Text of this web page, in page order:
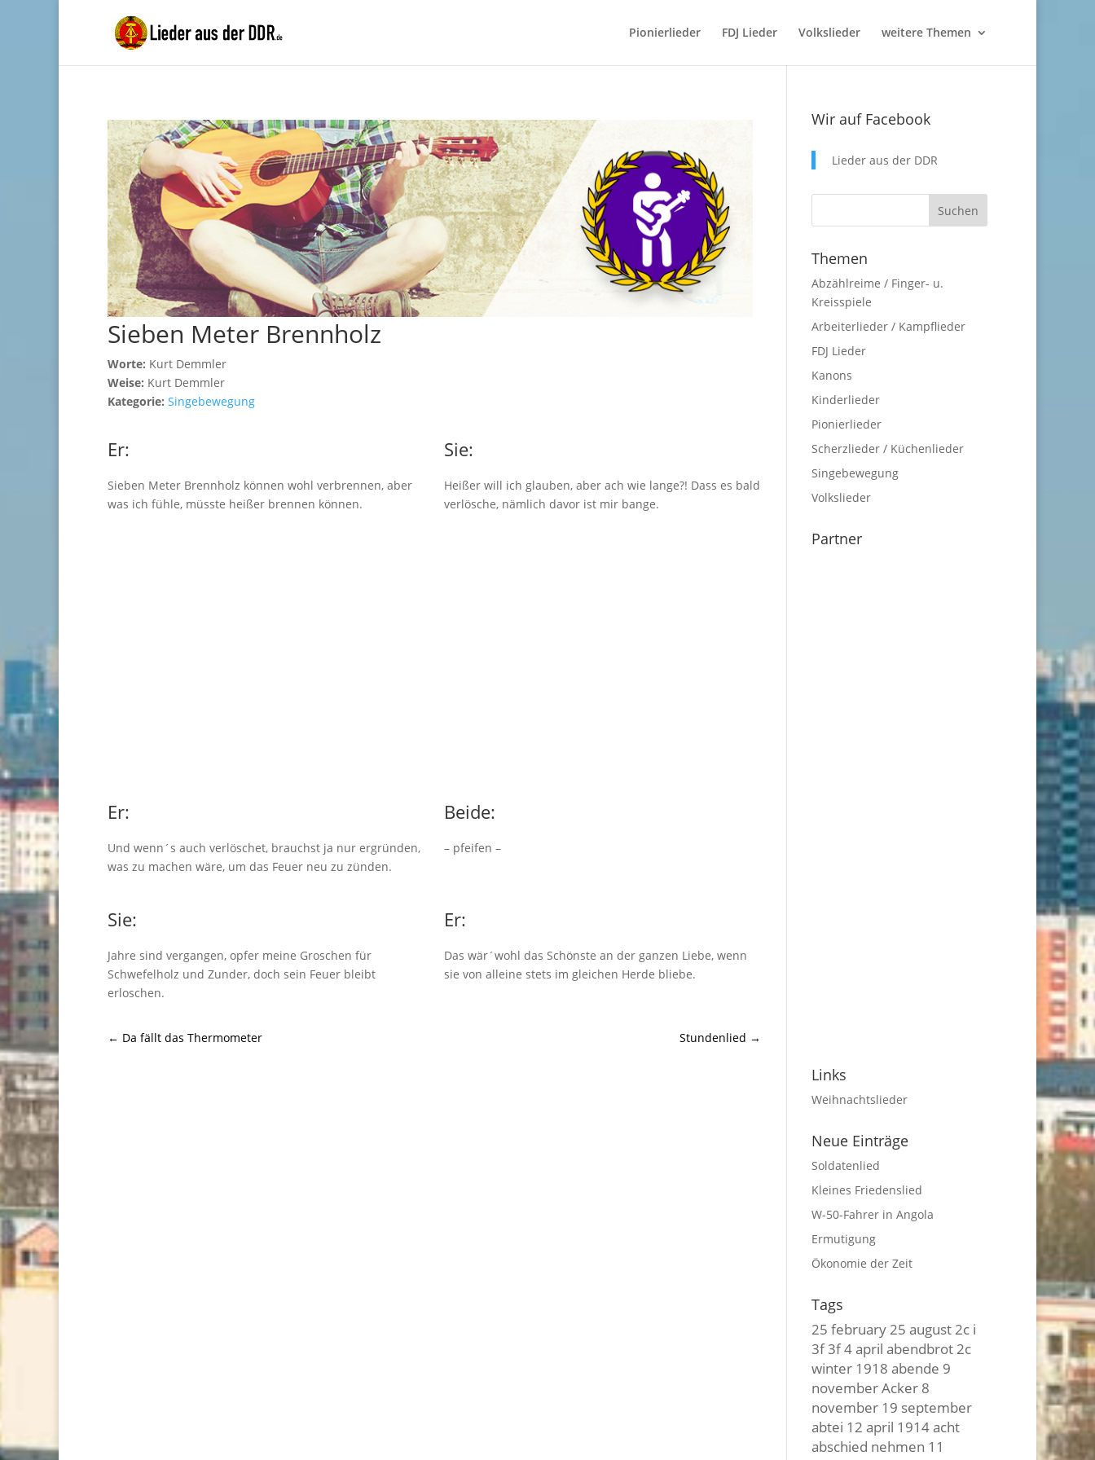
Pionierlieder FDJ Lieder Volkslieder weitere Themen
Sieben Meter Brennholz
Worte: Kurt Demmler
Weise: Kurt Demmler
Kategorie: Singebewegung
Er:
Sieben Meter Brennholz können wohl verbrennen, aber
was ich fühle, müsste heißer brennen können.
Sie:
Heißer will ich glauben, aber ach wie lange?! Dass es bald
verlösche, nämlich davor ist mir bange.
Er:
Und wenn´s auch verlöschet, brauchst ja nur ergründen,
was zu machen wäre, um das Feuer neu zu zünden.
Beide:
– pfeifen –
Sie:
Jahre sind vergangen, opfer meine Groschen für
Schwefelholz und Zunder, doch sein Feuer bleibt
erloschen.
Er:
Das wär´wohl das Schönste an der ganzen Liebe, wenn
sie von alleine stets im gleichen Herde bliebe.
← Da fällt das Thermometer Stundenlied →
Wir auf Facebook
Lieder aus der DDR
Themen
Abzählreime / Finger- u.
Kreisspiele
Arbeiterlieder / Kampflieder
FDJ Lieder
Kanons
Kinderlieder
Pionierlieder
Scherzlieder / Küchenlieder
Singebewegung
Volkslieder
Partner
Links
Weihnachtslieder
Neue Einträge
Soldatenlied
Kleines Friedenslied
W-50-Fahrer in Angola
Ermutigung
Ökonomie der Zeit
Tags
25 february25 august2c i
3f 3f4 april abendbrot2c
winter 1918 abende 9
novemberAcker 8
november 19 september
abtei 12 april 1914acht
abschied nehmen 11